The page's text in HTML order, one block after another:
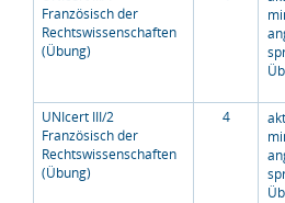
Französisch der
Rechtswissenschaften
(Übung)
UNIcert III/2
Französisch der
Rechtswissenschaften
(Übung)
4